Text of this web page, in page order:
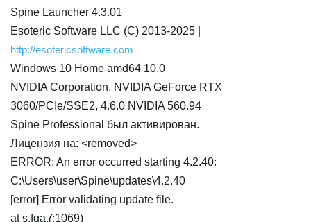
Spine Launcher 4.3.01
Esoteric Software LLC (C) 2013-2025 |
http://esotericsoftware.com
Windows 10 Home amd64 10.0
NVIDIA Corporation, NVIDIA GeForce RTX
3060/PCIe/SSE2, 4.6.0 NVIDIA 560.94
Spine Professional был активирован.
Лицензия на: <removed>
ERROR: An error occurred starting 4.2.40:
C:\Users\user\Spine\updates\4.2.40
[error] Error validating update file.
at s.fqa.(:1069)